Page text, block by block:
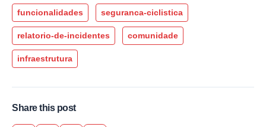
funcionalidades seguranca-ciclistica
relatorio-de-incidentes comunidade
infraestrutura
Share this post